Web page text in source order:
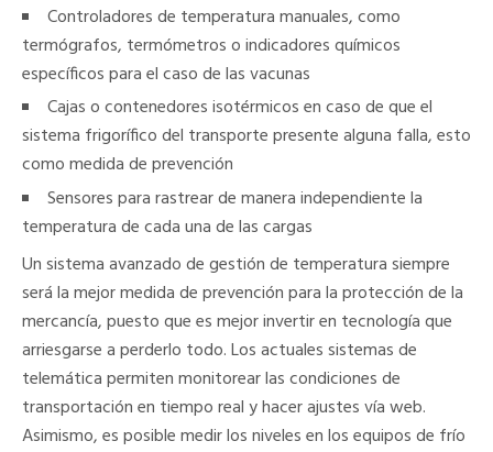
Controladores de temperatura manuales, como
termógrafos, termómetros o indicadores químicos
específicos para el caso de las vacunas
Cajas o contenedores isotérmicos en caso de que el
sistema frigorífico del transporte presente alguna falla, esto
como medida de prevención
Sensores para rastrear de manera independiente la
temperatura de cada una de las cargas
Un sistema avanzado de gestión de temperatura siempre
será la mejor medida de prevención para la protección de la
mercancía, puesto que es mejor invertir en tecnología que
arriesgarse a perderlo todo. Los actuales sistemas de
telemática permiten monitorear las condiciones de
transportación en tiempo real y hacer ajustes vía web.
Asimismo, es posible medir los niveles en los equipos de frío